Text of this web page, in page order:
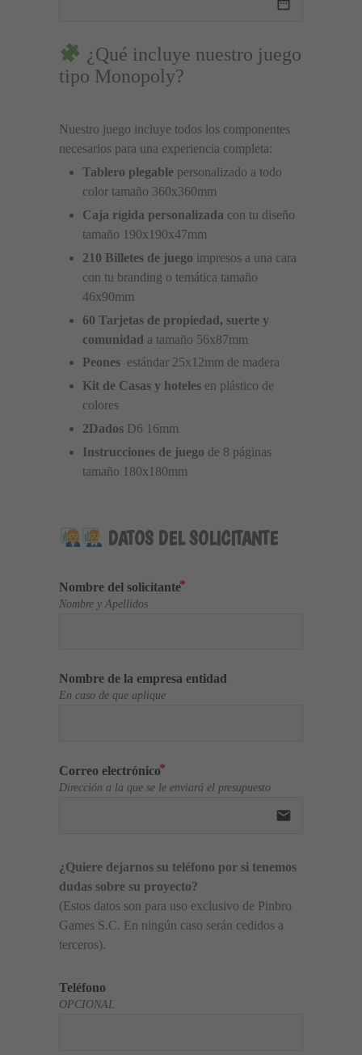
date_range
¿Qué incluye nuestro juego
tipo Monopoly?
Nuestro juego incluye todos los componentes
necesarios para una experiencia completa:
Tablero plegable personalizado a todo
color tamaño 360x360mm
Caja rígida personalizada con tu diseño
tamaño 190x190x47mm
210 Billetes de juego impresos a una cara
con tu branding o temática tamaño
46x90mm
60 Tarjetas de propiedad, suerte y
comunidad a tamaño 56x87mm
Peones estándar 25x12mm de madera
Kit de Casas y hoteles en plástico de
colores
2Dados D6 16mm
Instrucciones de juego de 8 páginas
tamaño 180x180mm
DATOS DEL SOLICITANTE
Nombre del solicitante
Nombre y Apellidos
Nombre de la empresa entidad
En caso de que aplique
Correo electrónico
Dirección a la que se le enviará el presupuesto
email
¿Quiere dejarnos su teléfono por si tenemos
dudas sobre su proyecto?
(Estos datos son para uso exclusivo de Pinbro
Games S.C. En ningún caso serán cedidos a
terceros).
Teléfono
OPCIONAL